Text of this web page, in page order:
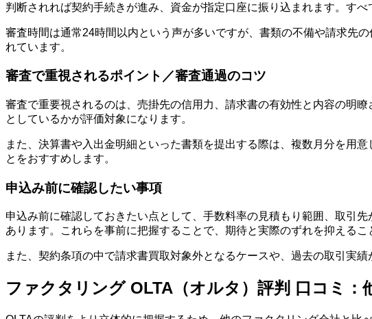
判断されれば契約手続きが進み、資金が指定口座に振り込まれます。す
審査時間は通常24時間以内という声が多いですが、書類の不備や請求先
れています。
審査で重視されるポイント／審査通過のコツ
審査で重要視されるのは、売掛先の信用力、請求書の有効性と内容の明
としているかが評価対象になります。
また、決算書や入出金明細といった書類を提出する際は、複数月分を用
とをおすすめします。
申込み前に確認したい事項
申込み前に確認しておきたい点として、手数料率の見積もり範囲、取引
あります。これらを事前に把握することで、期待と実際のずれを抑えるこ
また、契約条項の中で請求書買取対象外となるケースや、過去の取引実
ファクタリング OLTA（オルタ）評判 口コミ：